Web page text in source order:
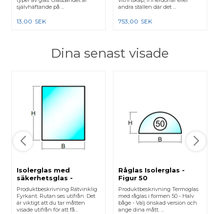
självhäftande på ...
13,00 SEK
andra ställen där det ...
753,00 SEK
Dina senast visade
Isolerglas med
säkerhetsglas -
Rätvinklig Fyrkant
Produktbeskrivning Rätvinklig
Fyrkant. Rutan ses utifrån. Det
är viktigt att du tar måtten
visade utifrån för att få...
Råglas Isolerglas -
Figur 50
Produktbeskrivning Termoglas
med råglas i formen 50 - Halv
båge - Välj önskad version och
ange dina mått. ...